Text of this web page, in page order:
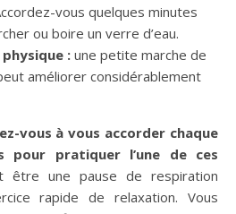
vous quelques minutes
ou boire un verre d’eau.
physique : une petite marche de
améliorer considérablement
vous à vous accorder chaque
pratiquer l’une de ces
être une pause de respiration
rapide de relaxation. Vous